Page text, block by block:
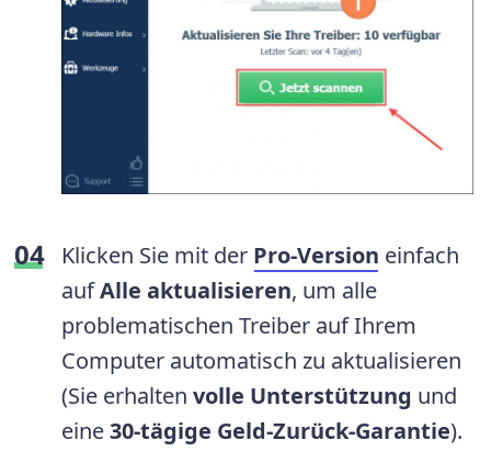
Klicken Sie mit der Pro-Version einfach
aufAlle aktualisieren, um alle
problematischen Treiber auf Ihrem
Computer automatisch zu aktualisieren
(Sie erhalten volle Unterstützung und
eine30-tägige Geld-Zurück-Garantie).